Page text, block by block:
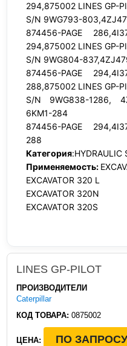
294,875002 LINES GP-
S/N 9WG793-
874456-PAGE
294,875002 LINES GP-
S/N 9WG804-
874456-PAGE
288,875002 LINES GP-
S/N 9WG838-1286,
6KM1-284
874456-PAGE
288
Категория:HYDRAULIC
Применяемость:
EXCAVATOR 320 L
EXCAVATOR 320N
EXCAVATOR 320S
LINES GP-PILOT
ПРОИЗВОДИТЕЛИ
Caterpillar
КОД ТОВАРА: 0875002
ЦЕНА: ПО ЗАПРОСУ